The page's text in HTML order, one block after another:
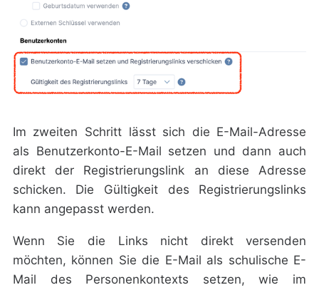
Im zweiten Schritt lässt sich die E-Mail-Adresse
als Benutzerkonto-E-Mail setzen und dann auch
direkt der Registrierungslink an diese Adresse
schicken. Die Gültigkeit des Registrierungslinks
kann angepasst werden.
Wenn Sie die Links nicht direkt versenden
möchten, können Sie die E-Mail als schulische E-
Mail des Personenkontexts setzen, wie im